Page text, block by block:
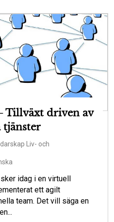
Tillväxt driven av
tjänster
Liv- och
idag i en virtuell
ett agilt
team. Det vill säga en